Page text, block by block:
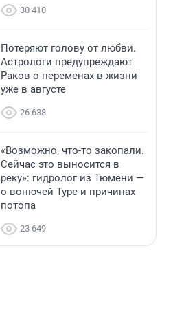
30 410
Потеряют голову от любви.
Астрологи предупреждают
Раков о переменах в жизни
уже в августе
26 638
«Возможно, что-то закопали.
Сейчас это выносится в
реку»: гидролог из Тюмени —
о вонючей Туре и причинах
потопа
23 649